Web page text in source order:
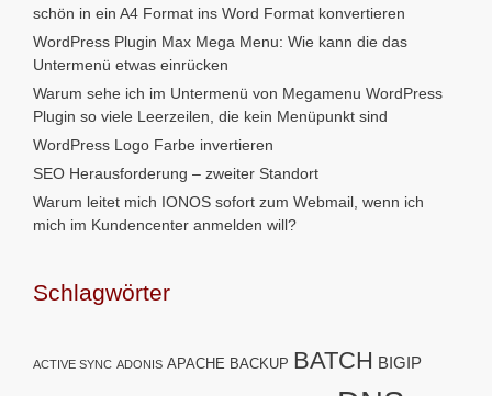
schön in ein A4 Format ins Word Format konvertieren
WordPress Plugin Max Mega Menu: Wie kann die das
Untermenü etwas einrücken
Warum sehe ich im Untermenü von Megamenu WordPress
Plugin so viele Leerzeilen, die kein Menüpunkt sind
WordPress Logo Farbe invertieren
SEO Herausforderung – zweiter Standort
Warum leitet mich IONOS sofort zum Webmail, wenn ich
mich im Kundencenter anmelden will?
Schlagwörter
ACTIVE SYNC ADONIS APACHE BACKUP BATCH BIGIP